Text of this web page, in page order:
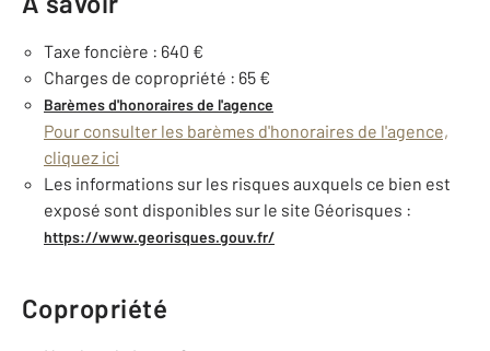
Taxe foncière : 640 €
Charges de copropriété : 65 €
Barèmes d'honoraires de l'agence
Pour consulter les barèmes d'honoraires de l'agence,
cliquez ici
Les informations sur les risques auxquels ce bien est
exposé sont disponibles sur le site Géorisques :
https://www.georisques.gouv.fr/
Copropriété